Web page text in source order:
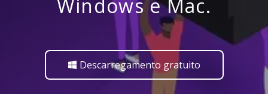
Windows e Mac.
Descarregamento gratuito